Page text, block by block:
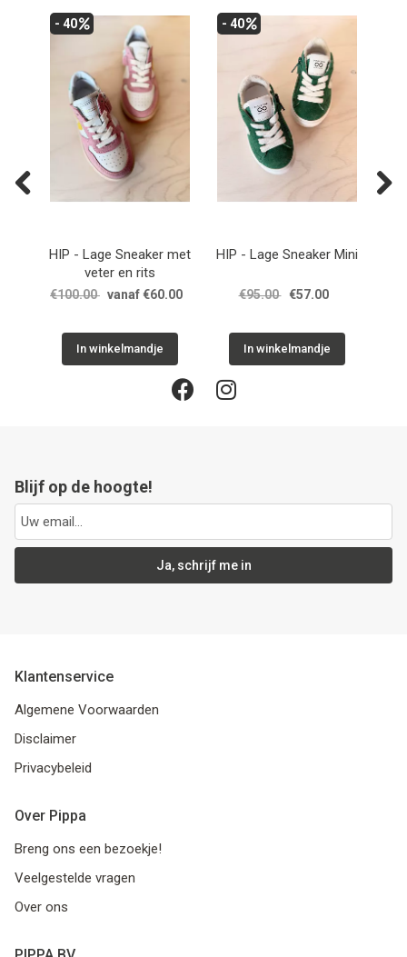
- 40
HIP - Lage Sneaker met
veter en rits
€100.00 vanaf €60.00
In winkelmandje
- 40
HIP - Lage Sneaker Mini
€95.00 €57.00
In winkelmandje
Blijf op de hoogte!
Ja, schrijf me in
Klantenservice
Algemene Voorwaarden
Disclaimer
Privacybeleid
Over Pippa
Breng ons een bezoekje!
Veelgestelde vragen
Over ons